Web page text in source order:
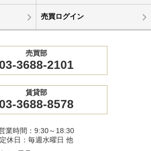
売買ログイン
売買部
03-3688-2101
賃貸部
03-3688-8578
業時間：9:30～18:30
定休日：毎週水曜日 他